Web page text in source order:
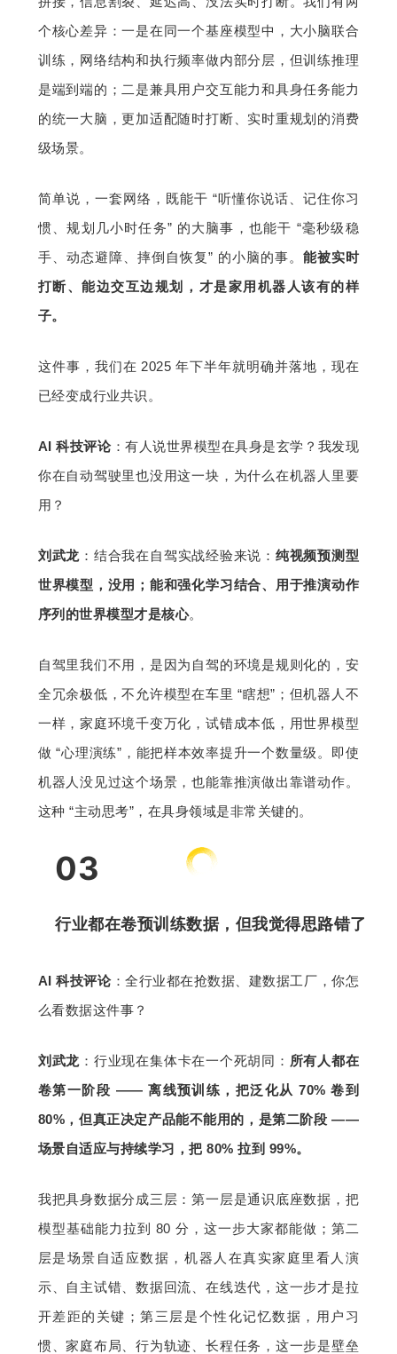
个核心差异：一是在同一个基座模型中，大小脑联合
训练，网络结构和执行频率做内部分层，但训练推理
是端到端的；二是兼具用户交互能力和具身任务能力
的统一大脑，更加适配随时打断、实时重规划的消费
级场景。
简单说，一套网络，既能干 “听懂你说话、记住你习
惯、规划几小时任务” 的大脑事，也能干 “毫秒级稳
手、动态避障、摔倒自恢复” 的小脑的事。 能被实时
打断、能边交互边规划，才是家用机器人该有的样
子。
这件事，我们在 2025 年下半年就明确并落地，现在
已经变成行业共识。
AI 科技评论：有人说世界模型在具身是玄学？我发现
你在自动驾驶里也没用这一块，为什么在机器人里要
用？
刘武龙 ：结合我在自驾实战经验来说： 纯视频预测型
世界模型，没用；能和强化学习结合、用于推演动作
序列的世界模型才是核心。
自驾里我们不用，是因为自驾的环境是规则化的，安
全冗余极低，不允许模型在车里 “瞎想”；但机器人不
一样，家庭环境千变万化，试错成本低，用世界模型
做 “心理演练”，能把样本效率提升一个数量级。即使
机器人没见过这个场景，也能靠推演做出靠谱动作。
这种 “主动思考”，在具身领域是非常关键的。
03
行业都在卷预训练数据，但我觉得思路错了
AI 科技评论：全行业都在抢数据、建数据工厂，你怎
么看数据这件事？
刘武龙 ：行业现在集体卡在一个死胡同： 所有人都在
卷第一阶段 —— 离线预训练，把泛化从 70% 卷到
80%，但真正决定产品能不能用的，是第二阶段 ——
场景自适应与持续学习，把 80% 拉到 99%。
我把具身数据分成三层：第一层是通识底座数据，把
模型基础能力拉到 80 分，这一步大家都能做；第二
层是场景自适应数据，机器人在真实家庭里看人演
示、自主试错、数据回流、在线迭代，这一步才是拉
开差距的关键；第三层是个性化记忆数据，用户习
惯、家庭布局、行为轨迹、长程任务，这一步是壁垒